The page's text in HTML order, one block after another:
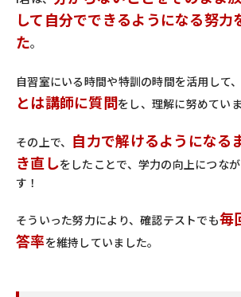
して自分でできるようになる努力
た。
自習室にいる時間や特訓の時間を活用して、
とは講師に質問をし、理解に努めていま
その上で、 自力で解けるようになる
き直しをしたことで、学力の向上につな
す！
そういった努力により、確認テストでも毎
答率を維持していました。